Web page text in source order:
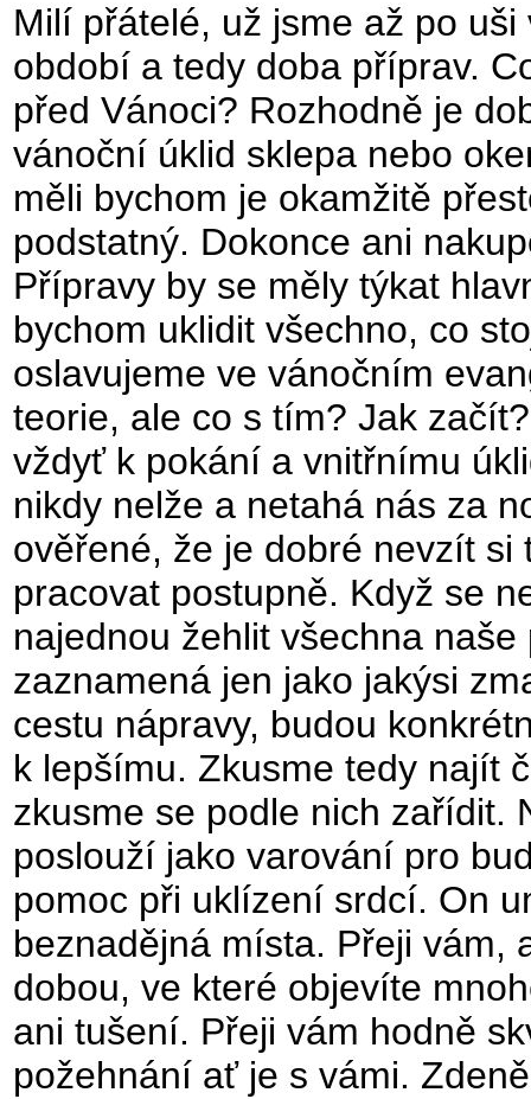
Milí přátelé, už jsme až po
období a tedy doba příprav.
před Vánoci? Rozhodně je
vánoční úklid sklepa nebo
měli bychom je okamžitě
podstatný. Dokonce ani
Přípravy by se měly týkat
bychom uklidit všechno, co
oslavujeme ve vánočním
teorie, ale co s tím? Jak
vždyť k pokání a vnitřnímu
nikdy nelže a netahá nás za
ověřené, že je dobré nevzít
pracovat postupně. Když se
najednou žehlit všechna
zaznamená jen jako jakýsi
cestu nápravy, budou
k lepšímu. Zkusme tedy najít
zkusme se podle nich zařídit.
poslouží jako varování pro
pomoc při uklízení srdcí. On
beznadějná místa. Přeji vám,
dobou, ve které objevíte
ani tušení. Přeji vám hodně
požehnání ať je s vámi.